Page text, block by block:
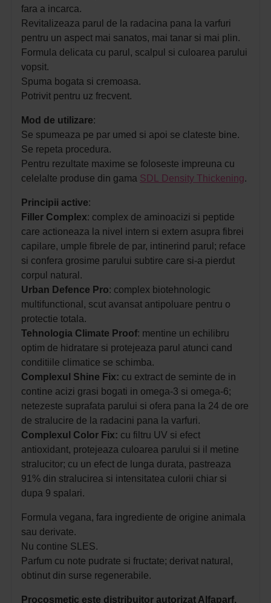
fara a incarca.
Revitalizeaza parul de la radacina pana la varfuri
pentru un aspect mai sanatos, mai tanar si mai plin.
Formula delicata cu parul, scalpul si culoarea parului
vopsit.
Spuma bogata si cremoasa.
Potrivit pentru uz frecvent.
Mod de utilizare:
Se spumeaza pe par umed si apoi se clateste bine.
Se repeta procedura.
Pentru rezultate maxime se foloseste impreuna cu
celelalte produse din gama SDL Density Thickening.
Principii active:
Filler Complex: complex de aminoacizi si peptide
care actioneaza la nivel intern si extern asupra fibrei
capilare, umple fibrele de par, intinerind parul; reface
si confera grosime parului subtire care si-a pierdut
corpul natural.
Urban Defence Pro: complex biotehnologic
multifunctional, scut avansat antipoluare pentru o
protectie totala.
Tehnologia Climate Proof: mentine un echilibru
optim de hidratare si protejeaza parul atunci cand
conditiile climatice se schimba.
Complexul Shine Fix: cu extract de seminte de in
contine acizi grasi bogati in omega-3 si omega-6;
netezeste suprafata parului si ofera pana la 24 de ore
de stralucire de la radacini pana la varfuri.
Complexul Color Fix: cu filtru UV si efect
antioxidant, protejeaza culoarea parului si il metine
stralucitor; cu un efect de lunga durata, pastreaza
91% din stralucirea si intensitatea culorii chiar si
dupa 9 spalari.
Formula vegana, fara ingrediente de origine animala
sau derivate.
Nu contine SLES.
Parfum cu note pudrate si fructate; derivat natural,
obtinut din surse regenerabile.
Procosmetic este distribuitor autorizat Alfaparf.